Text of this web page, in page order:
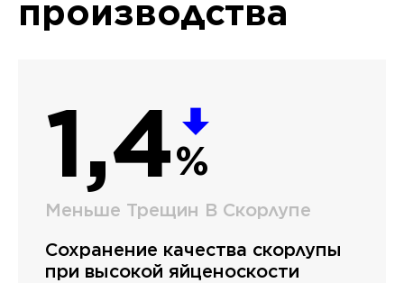
производства
1,4%
Меньше Трещин В Скорлупе
Сохранение качества скорлупы
при высокой яйценоскости